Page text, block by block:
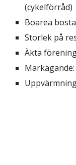
(cykelförråd)
Boarea
Storlek på
Äkta
Markägande